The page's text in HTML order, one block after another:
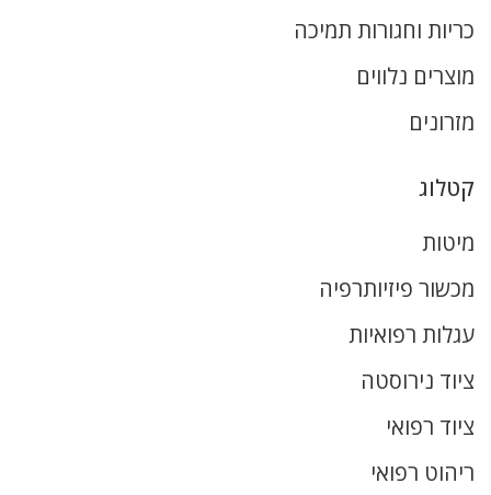
כריות וחגורות תמיכה
מוצרים נלווים
מזרונים
קטלוג
מיטות
מכשור פיזיותרפיה
עגלות רפואיות
ציוד נירוסטה
ציוד רפואי
ריהוט רפואי